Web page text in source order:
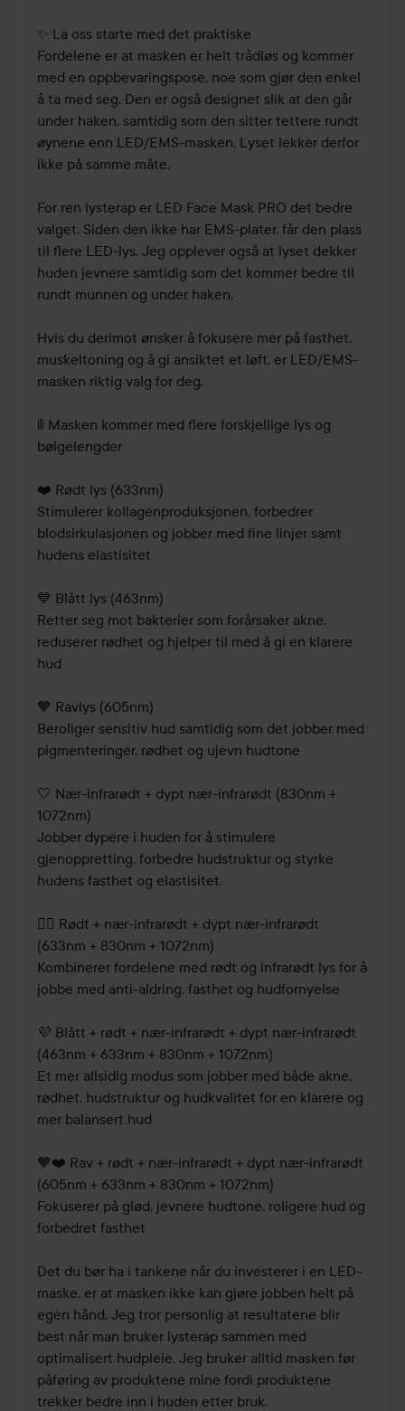
✨ La oss starte med det praktiske
Fordelene er at masken er helt trådløs og kommer
med en oppbevaringspose, noe som gjør den enkel
å ta med seg. Den er også designet slik at den går
under haken, samtidig som den sitter tettere rundt
øynene enn LED/EMS-masken. Lyset lekker derfor
ikke på samme måte.
For ren lysterap er LED Face Mask PRO det bedre
valget. Siden den ikke har EMS-plater, får den plass
til flere LED-lys. Jeg opplever også at lyset dekker
huden jevnere samtidig som det kommer bedre til
rundt munnen og under haken.
Hvis du derimot ønsker å fokusere mer på fasthet,
muskeltoning og å gi ansiktet et løft, er LED/EMS-
masken riktig valg for deg.
🚦 Masken kommer med flere forskjellige lys og
bølgelengder
❤️ Rødt lys (633nm)
Stimulerer kollagenproduksjonen, forbedrer
blodsirkulasjonen og jobber med fine linjer samt
hudens elastisitet
💙 Blått lys (463nm)
Retter seg mot bakterier som forårsaker akne,
reduserer rødhet og hjelper til med å gi en klarere
hud
🧡 Ravlys (605nm)
Beroliger sensitiv hud samtidig som det jobber med
pigmenteringer, rødhet og ujevn hudtone
🤍 Nær-infrarødt + dypt nær-infrarødt (830nm +
1072nm)
Jobber dypere i huden for å stimulere
gjenoppretting, forbedre hudstruktur og styrke
hudens fasthet og elastisitet.
❤️‍🔥 Rødt + nær-infrarødt + dypt nær-infrarødt
(633nm + 830nm + 1072nm)
Kombinerer fordelene med rødt og infrarødt lys for å
jobbe med anti-aldring, fasthet og hudfornyelse
💜 Blått + rødt + nær-infrarødt + dypt nær-infrarødt
(463nm + 633nm + 830nm + 1072nm)
Et mer allsidig modus som jobber med både akne,
rødhet, hudstruktur og hudkvalitet for en klarere og
mer balansert hud
🧡❤️ Rav + rødt + nær-infrarødt + dypt nær-infrarødt
(605nm + 633nm + 830nm + 1072nm)
Fokuserer på glød, jevnere hudtone, roligere hud og
forbedret fasthet
Det du bør ha i tankene når du investerer i en LED-
maske, er at masken ikke kan gjøre jobben helt på
egen hånd. Jeg tror personlig at resultatene blir
best når man bruker lysterap sammen med
optimalisert hudpleie. Jeg bruker alltid masken før
påføring av produktene mine fordi produktene
trekker bedre inn i huden etter bruk.